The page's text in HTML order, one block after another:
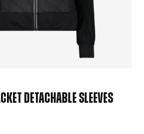
DETACHABLE SLEEVES